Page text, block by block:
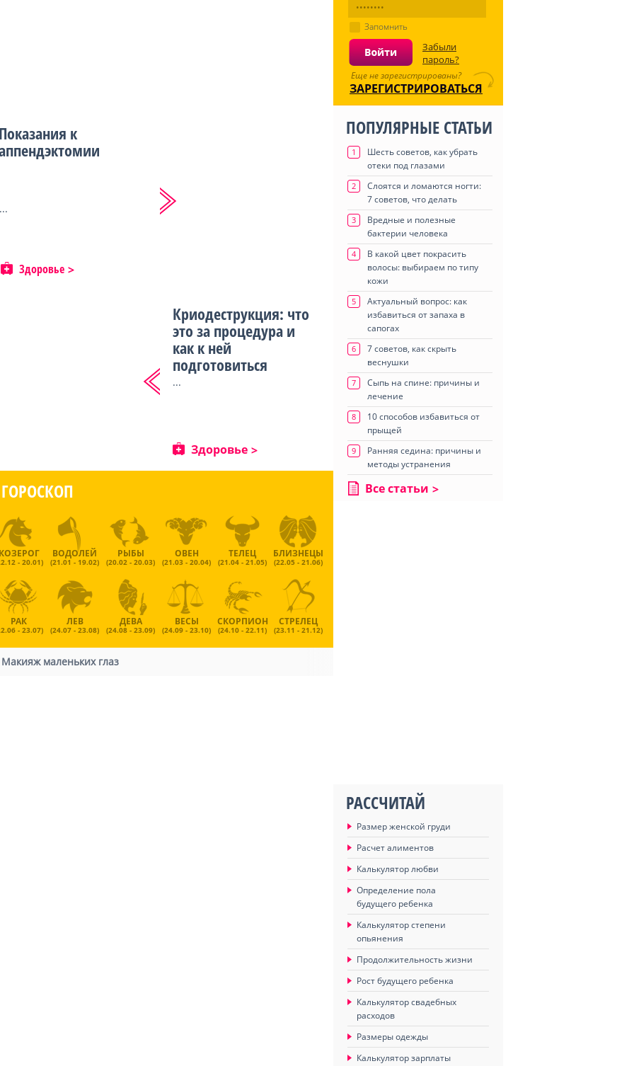
к
...
Здоровье
Криодеструкция: что
это за процедура и
как к ней
подготовиться
...
Здоровье
ГОРОСКОП
- 20.01)
ВОДОЛЕЙ
(21.01 - 19.02)
РЫБЫ
(20.02 - 20.03)
ОВЕН
(21.03 - 20.04)
ТЕЛЕЦ
(21.04 - 21.05)
БЛИЗНЕЦЫ
(22.05 - 21.06)
РАК
- 23.07)
ЛЕВ
(24.07 - 23.08)
ДЕВА
(24.08 - 23.09)
ВЕСЫ
(24.09 - 23.10)
СКОРПИОН
(24.10 - 22.11)
СТРЕЛЕЦ
(23.11 - 21.12)
Макияж маленьких глаз
Запомнить
Забыли
пароль?
Еще не зарегистрированы?
ЗАРЕГИСТРИРОВАТЬСЯ
ПОПУЛЯРНЫЕ СТАТЬИ
1
Шесть советов, как убрать
отеки под глазами
2
Слоятся и ломаются ногти:
7 советов, что делать
3
Вредные и полезные
бактерии человека
4
В какой цвет покрасить
волосы: выбираем по типу
кожи
5
Актуальный вопрос: как
избавиться от запаха в
сапогах
6
7 советов, как скрыть
веснушки
7
Сыпь на спине: причины и
лечение
8
10 способов избавиться от
прыщей
9
Ранняя седина: причины и
методы устранения
Все статьи
РАССЧИТАЙ
Размер женской груди
Расчет алиментов
Калькулятор любви
Определение пола
будущего ребенка
Калькулятор степени
опьянения
Продолжительность жизни
Рост будущего ребенка
Калькулятор свадебных
расходов
Размеры одежды
Калькулятор зарплаты